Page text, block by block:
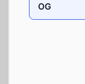
OG